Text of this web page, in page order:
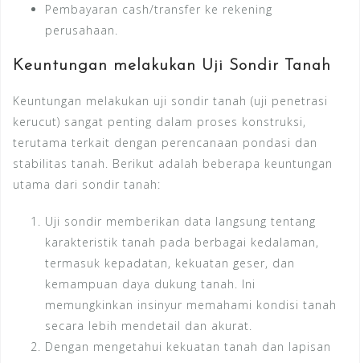
Pembayaran cash/transfer ke rekening
perusahaan.
Keuntungan melakukan Uji Sondir Tanah
Keuntungan melakukan uji sondir tanah (uji penetrasi
kerucut) sangat penting dalam proses konstruksi,
terutama terkait dengan perencanaan pondasi dan
stabilitas tanah. Berikut adalah beberapa keuntungan
utama dari sondir tanah:
Uji sondir memberikan data langsung tentang
karakteristik tanah pada berbagai kedalaman,
termasuk kepadatan, kekuatan geser, dan
kemampuan daya dukung tanah. Ini
memungkinkan insinyur memahami kondisi tanah
secara lebih mendetail dan akurat.
Dengan mengetahui kekuatan tanah dan lapisan